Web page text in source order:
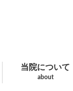
当院について
about